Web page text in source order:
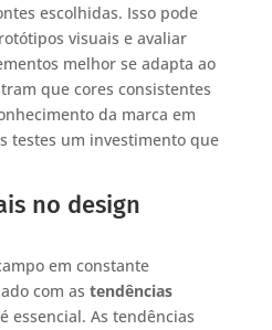
escolhidas. Isso pode
visuais e avaliar
melhor se adapta ao
que cores consistentes
da marca em
testes um investimento que
no design
em constante
com as tendências
essencial. As tendências